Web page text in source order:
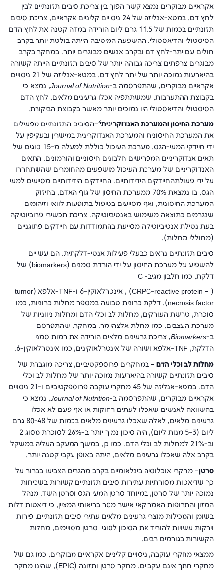
אקראיים מבוקרים נמצא קשר הפוך בין צריכת סיבים תזונתיים לבין
לחץ דם. במטא-אנליזה של 24 ניסויים קליניים אקראיים, צריכת סיבים
תזונתיים בכמות של 11.5 גרם ליום הורידה במדה קטנה את לחץ הדם
הסיסטולי והדיאסטולי. ההשפעה המיטיבה הייתה בולטת יותר בקרב
חולים עם יתר-לחץ דם ובקרב אנשים מבוגרים יותר. במחקר בקרב
מבוגרים צרפתים צריכה גבוהה יותר של סיבים תזונתיים הייתה קשורה
בהיארעות נמוכה יותר של יתר לחץ דם. במטא-אנליזה של 21 ניסויים
אקראיים מבוקרים, שהתפרסמה ב-Journal of Nutrition, נמצא כי
בקבוצת ההתערבות, שמשתתפיה אכלו גרעינים מלאים, לחץ הדם
הסיסטולי והדיאסטולי היו נמוכים יותר מאשר בקבוצת הביקורת.
מערכת החיסון והמערכת האנדוקרינית4–הסיבים התזונתיים מפעילים
את המערכת החיסונית והמערכת האנדוקרינית במישרין ובעקיפין על
ידי חיידקי המעי-הגס. מערכת העיכול כוללת למעלה מ-15 סוגים של
תאים אנדוקריניים המפרישים חלבונים חיסוניים והורמונים. התאים
האנדוקריניים של מערכת העיכול מושפעים מהחומרים שהשתחררו
על ידי פעולתהחיידקים הידידותיים. החיידקים הידידותיים מסייעים למעי
הגס, בו נמצאת 70% ממערכת החיסון של גוף האדם, בחיזוק
המערכת החיסונית, ואף מסייעים בטיפול בתופעות לוואי וזיהומים
שנגרמים כתוצאה משימוש באנטיביוטיקה. צריכת תכשירי פרוביוטיקה
בעת נטילת אנטיביוטיקה מסייעת בהתמודדות עם חיידקים פתוגניים
(מחוללי מחלות).
סיבים תזונתיים נראים כבעלי פעילות אנטי-דלקתית. הם עשויים
להשפיע על מערכת החיסון על ידי הורדת סמנים (biomarkers ) של
דלקת, כמו חלבון מגיב- C
(
C-reactive protein –
CRP) , אינטרלאוקין-6 ו- TNF-אלפא (tumor
necrosis factor). דלקת כרונית טבועה במספר מחלות כרוניות, כמו
סוכרת, טרשת העורקים, מחלות לב וכלי הדם ומחלות ניווניות של
מערכת העצבים, כמו מחלת אלצהיימר. במחקר, שהתפרסם
ב-Biomarkers, צריכת גרעינים מלאים הורידה את רמות סמני
הדלקת, TNF-אלפא ושורה של אינטרלאוקינים, כמו אינטרלאוקין-6.
מחלות לב וכלי הדם – במחקרים פרוספקטיביים, צריכה מוגברת של
סיבים תזונתיים קשורה בהיארעות נמוכה יותר של מחלות לב וכלי
הדם. במטא-אנליזה של 45 מחקרי עוקבה פרוספקטיביים ו-21 ניסויים
אקראיים מבוקרים, שהתפרסמה ב-Journal of Nutrition, נמצא כי
בהשוואה לאנשים שאכלו לעתים רחוקות או אף פעם לא אכלו
גרעינים מלאים, לאלה שאכלו גרעינים מלאים בכמות של 80-48 גרם
ליום (5-3 מנות ליום), היה סיכון נמוך יותר ב-26% לסוכרת מסוג 2
וב-21% למחלות לב וכלי הדם. כמו כן, במשך המעקב העליה במשקל
בקרב אלה שאכלו גרעינים מלאים, היתה באופן עקבי קטנה יותר.
סרטן– מחקרי אוכלוסיה בינלאומיים בקרב מהגרים הצביעו בברור על
כך שדיאטות מסורתיות עתירות סיבים תזונתיים קשורות בשכיחות
נמוכה יותר של סרטן, במיוחד סרטן המעי הגס וסרטן השד. מנהל
המזון והתרופות האמריקאי אישר מסר בריאותי המציין, כי דיאטות דלות
בשומן והמכילות מוצרי גרעינים מלאים עתירי סיבים תזונתיים, פירות
וירקות עשויות להוריד את הסיכון לסוגי סרטן מסויימים, מחלות
הקשורות בגורמים רבים.
ממצאי מחקרי עוקבה, ניסויים קליניים אקראיים מבוקרים, כמו גם של
מחקרי חתך אינם עקביים. מחקר סרטן ותזונה (EPIC), שהינו מחקר